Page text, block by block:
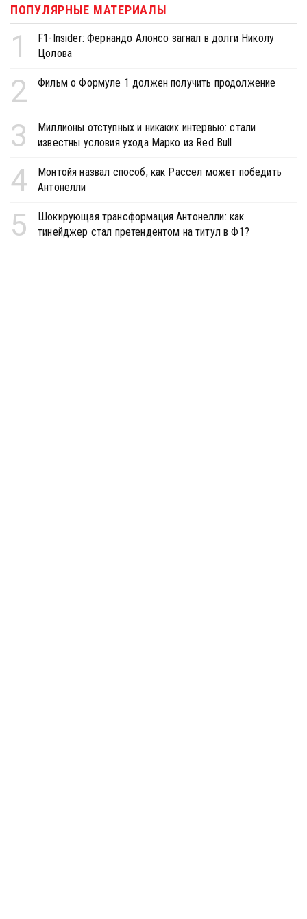
ПОПУЛЯРНЫЕ МАТЕРИАЛЫ
1
F1-Insider: Фернандо Алонсо загнал в долги Николу
Цолова
2 Фильм о Формуле 1 должен получить продолжение
3
Миллионы отступных и никаких интервью: стали
известны условия ухода Марко из Red Bull
4
Монтойя назвал способ, как Рассел может победить
Антонелли
5
Шокирующая трансформация Антонелли: как
тинейджер стал претендентом на титул в Ф1?